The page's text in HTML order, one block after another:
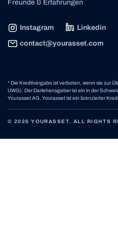
Freunde & Erfahrungen
Instagram Linkedin
contact@yourasset.com
* Die Kreditvergabe ist verboten, wenn sie zur
UWG). Der Darlehensgeber ist ein in der
Yourasset AG. Yourasset ist ein lizenzierter
© 2026 YOURASSET. ALL RIGHTS